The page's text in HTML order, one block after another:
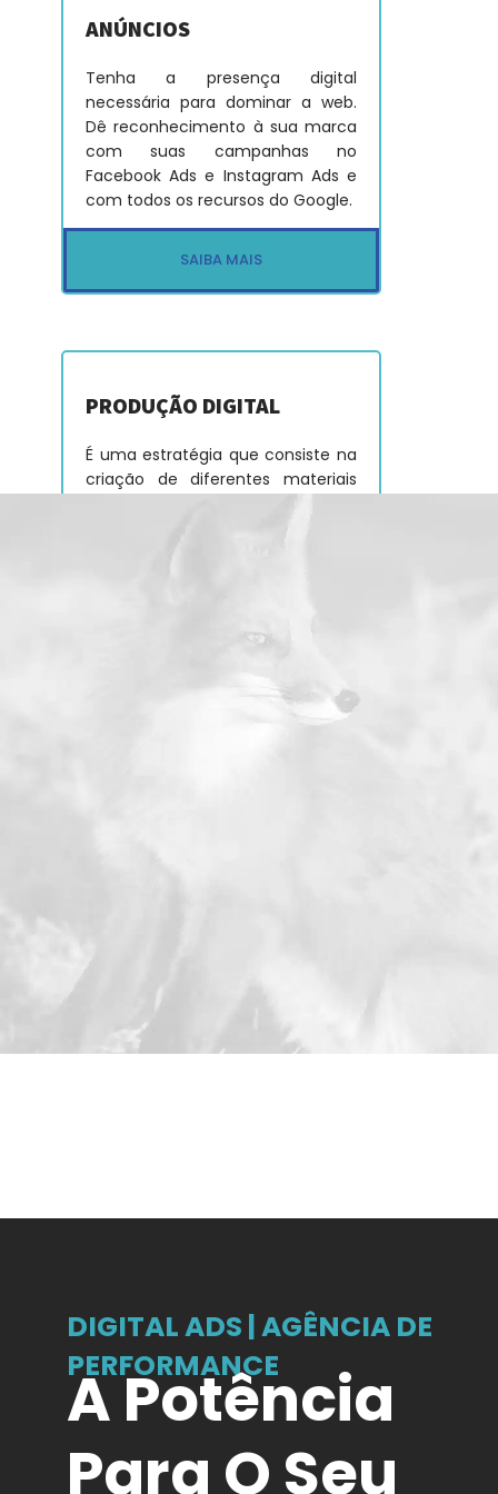
ANÚNCIOS
Tenha a presença digital
necessária para dominar a web.
Dê reconhecimento à sua marca
com suas campanhas no
Facebook Ads e Instagram Ads e
com todos os recursos do Google.
SAIBA MAIS
PRODUÇÃO DIGITAL
É uma estratégia que consiste na
criação de diferentes materiais
com o intuito de fornecer
público-alvo.
DIGITAL ADS | AGÊNCIA DE
PERFORMANCE
A Potência
Para O Seu